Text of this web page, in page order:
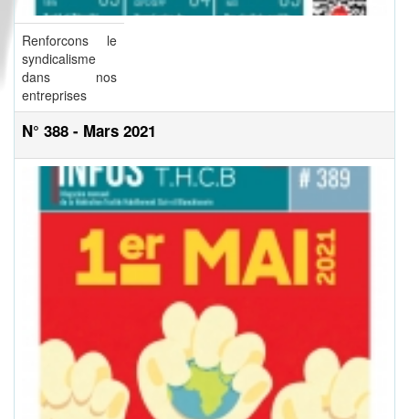
Renforcons le
syndicalisme
dans nos
entreprises
N° 388 - Mars 2021